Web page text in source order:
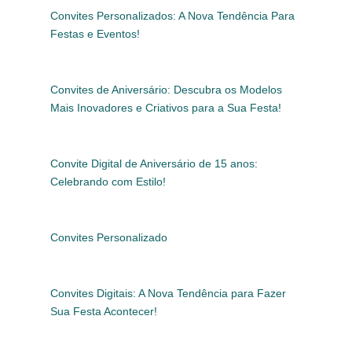
Convites Personalizados: A Nova Tendência Para
Festas e Eventos!
Convites de Aniversário: Descubra os Modelos
Mais Inovadores e Criativos para a Sua Festa!
Convite Digital de Aniversário de 15 anos:
Celebrando com Estilo!
Convites Personalizado
Convites Digitais: A Nova Tendência para Fazer
Sua Festa Acontecer!